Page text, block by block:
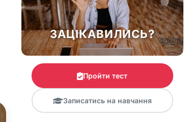
ЗАЦІКАВИЛИСЬ?
Пройти тест
Записатись на навчання